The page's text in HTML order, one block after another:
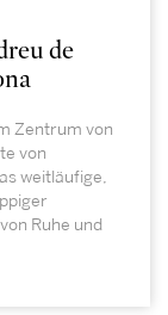
de
Zentrum von
von
weitläufige,
Ruhe und